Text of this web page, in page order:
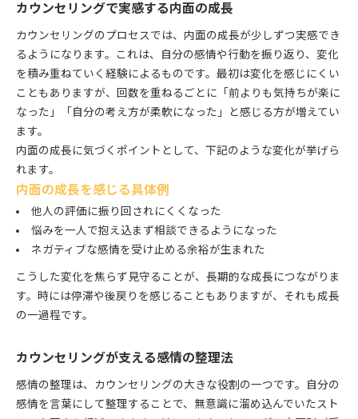
カウンセリングで実感する内面の成長
カウンセリングのプロセスでは、内面の成長が少しずつ実感でき
るようになります。これは、自分の感情や行動を振り返り、変化
を積み重ねていく経験によるものです。最初は変化を感じにくい
こともありますが、回数を重ねるごとに「前よりも気持ちが楽に
なった」「自分の考え方が柔軟になった」と感じる方が増えてい
ます。
内面の成長に気づくポイントとして、下記のような変化が挙げら
れます。
内面の成長を感じる具体例
他人の評価に振り回されにくくなった
悩みを一人で抱え込まず相談できるようになった
ネガティブな感情を受け止める余裕が生まれた
こうした変化を焦らず見守ることが、長期的な成長につながりま
す。時には停滞や後戻りを感じることもありますが、それも成長
の一過程です。
カウンセリングが支える感情の整理法
感情の整理は、カウンセリングの大きな役割の一つです。自分の
感情を言葉にして整理することで、無意識に溜め込んでいたスト